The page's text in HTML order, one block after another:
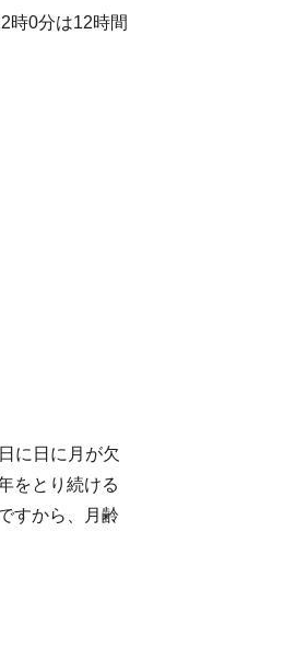
時0分は12時間
に日に月が欠
をとり続ける
すから、月齢